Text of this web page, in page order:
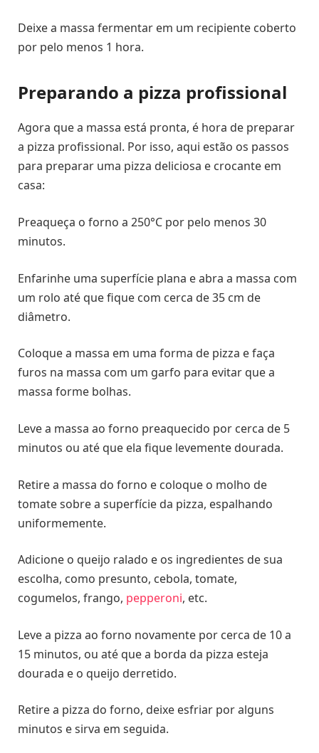
Deixe a massa fermentar em um recipiente coberto
por pelo menos 1 hora.
Preparando a pizza profissional
Agora que a massa está pronta, é hora de preparar
a pizza profissional. Por isso, aqui estão os passos
para preparar uma pizza deliciosa e crocante em
casa:
Preaqueça o forno a 250°C por pelo menos 30
minutos.
Enfarinhe uma superfície plana e abra a massa com
um rolo até que fique com cerca de 35 cm de
diâmetro.
Coloque a massa em uma forma de pizza e faça
furos na massa com um garfo para evitar que a
massa forme bolhas.
Leve a massa ao forno preaquecido por cerca de 5
minutos ou até que ela fique levemente dourada.
Retire a massa do forno e coloque o molho de
tomate sobre a superfície da pizza, espalhando
uniformemente.
Adicione o queijo ralado e os ingredientes de sua
escolha, como presunto, cebola, tomate,
cogumelos, frango, pepperoni, etc.
Leve a pizza ao forno novamente por cerca de 10 a
15 minutos, ou até que a borda da pizza esteja
dourada e o queijo derretido.
Retire a pizza do forno, deixe esfriar por alguns
minutos e sirva em seguida.